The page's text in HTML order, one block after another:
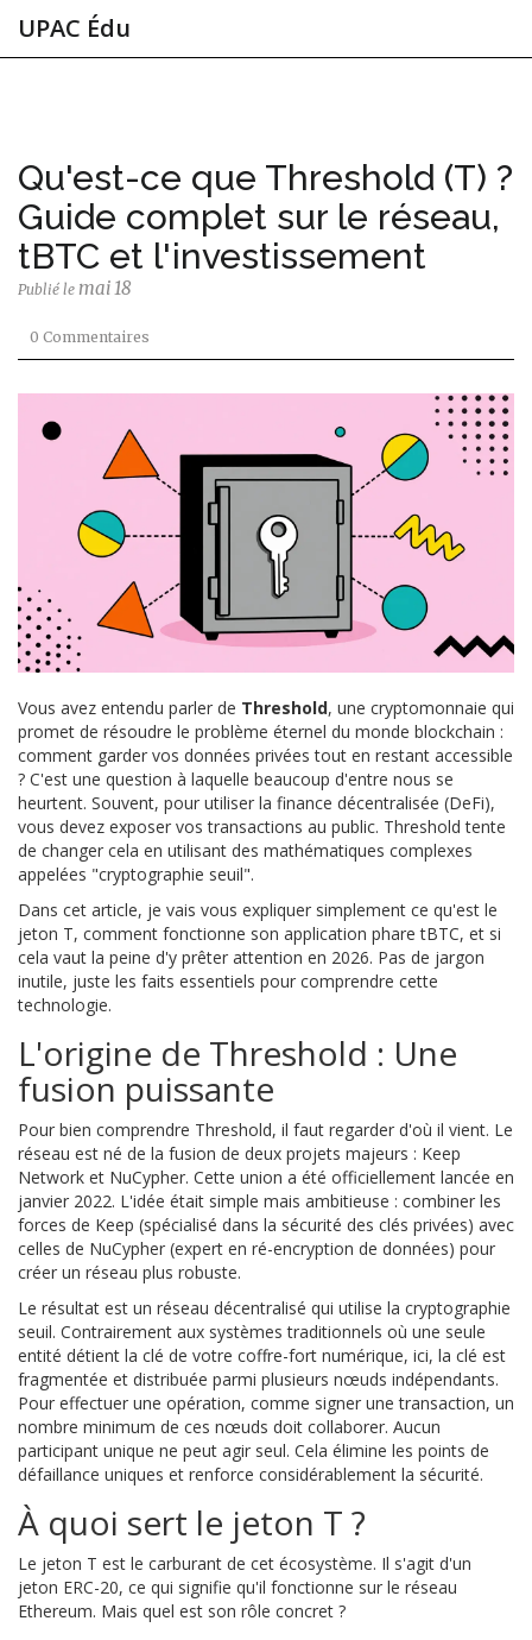
UPAC Édu
Qu'est-ce que Threshold (T) ?
Guide complet sur le réseau,
tBTC et l'investissement
Publié le mai 18
0 Commentaires
Vous avez entendu parler de Threshold, une cryptomonnaie qui
promet de résoudre le problème éternel du monde blockchain :
comment garder vos données privées tout en restant accessible
? C'est une question à laquelle beaucoup d'entre nous se
heurtent. Souvent, pour utiliser la finance décentralisée (DeFi),
vous devez exposer vos transactions au public. Threshold tente
de changer cela en utilisant des mathématiques complexes
appelées "cryptographie seuil".
Dans cet article, je vais vous expliquer simplement ce qu'est le
jeton T, comment fonctionne son application pharetBTC, et si
cela vaut la peine d'y prêter attention en 2026. Pas de jargon
inutile, juste les faits essentiels pour comprendre cette
technologie.
L'origine de Threshold : Une
fusion puissante
Pour bien comprendre Threshold, il faut regarder d'où il vient. Le
réseau est né de la fusion de deux projets majeurs : Keep
Network et NuCypher. Cette union a été officiellement lancée en
janvier 2022. L'idée était simple mais ambitieuse : combiner les
forces de Keep (spécialisé dans la sécurité des clés privées) avec
celles de NuCypher (expert en ré-encryption de données) pour
créer un réseau plus robuste.
Le résultat est un réseau décentralisé qui utilise la cryptographie
seuil. Contrairement aux systèmes traditionnels où une seule
entité détient la clé de votre coffre-fort numérique, ici, la clé est
fragmentée et distribuée parmi plusieurs nœuds indépendants.
Pour effectuer une opération, comme signer une transaction, un
nombre minimum de ces nœuds doit collaborer. Aucun
participant unique ne peut agir seul. Cela élimine les points de
défaillance uniques et renforce considérablement la sécurité.
À quoi sert le jeton T ?
Le jeton T est le carburant de cet écosystème. Il s'agit d'un
jeton ERC-20, ce qui signifie qu'il fonctionne sur le réseau
Ethereum. Mais quel est son rôle concret ?